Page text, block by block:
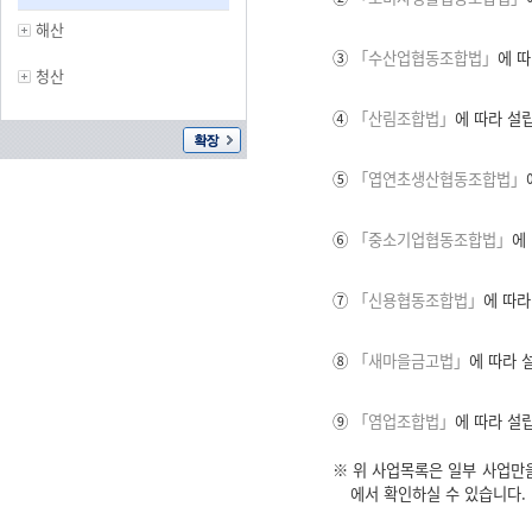
해산
청산
③ 「수산업협동조합법」 에
④ 「산림조합법」 에 따라 설
⑤ 「엽연초생산협동조합법」
⑥ 「중소기업협동조합법」 에
⑦ 「신용협동조합법」 에 따
⑧ 「새마을금고법」 에 따라
⑨ 「염업조합법」 에 따라 설
※ 위 사업목록은 일부 사업만
에서 확인하실 수 있습니다.